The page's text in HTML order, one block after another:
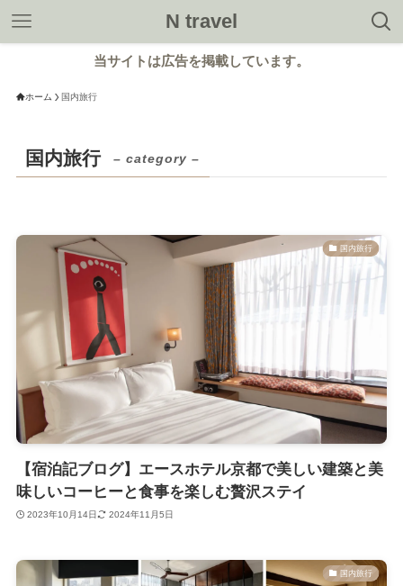
N travel
当サイトは広告を掲載しています。
ホーム 国内旅行
国内旅行 – category –
国内旅行
【宿泊記ブログ】エースホテル京都で美しい建築と美
味しいコーヒーと食事を楽しむ贅沢ステイ
2023年10月14日 2024年11月5日
国内旅行